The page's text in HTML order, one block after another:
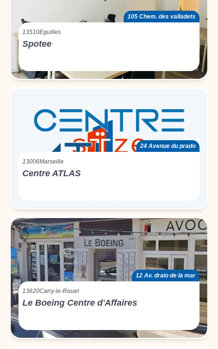
105 Chem. des valladets
13510Eguilles
Spotee
24 Avenue du prado
13006Marseille
Centre ATLAS
12 Av. draio de la mar
13620Carry-le-Rouet
Le Boeing Centre d'Affaires